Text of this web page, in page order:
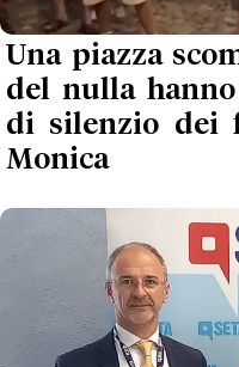
Una piazza
del nulla
di silenzio dei
Monica